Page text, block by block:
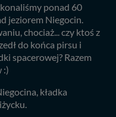
ponad 60
jeziorem Niegocin.
chociaż... czy ktoś z
do końca pirsu i
spacerowej? Razem
:)
kładka